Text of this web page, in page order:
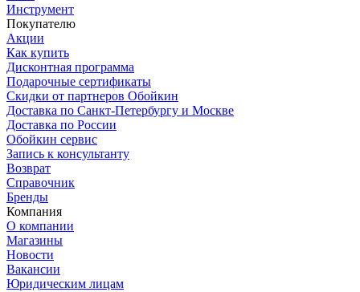
Инструмент
Покупателю
Акции
Как купить
Дисконтная программа
Подарочные сертификаты
Скидки от партнеров Обойкин
Доставка по Санкт-Петербургу и Москве
Доставка по России
Обойкин сервис
Запись к консультанту
Возврат
Справочник
Бренды
Компания
О компании
Магазины
Новости
Вакансии
Юридическим лицам